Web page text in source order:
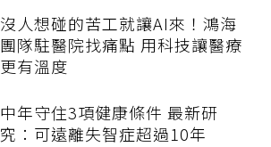
沒人想碰的苦工就讓AI來！鴻海
團隊駐醫院找痛點 用科技讓醫療
更有溫度
中年守住3項健康條件 最新研
究：可遠離失智症超過10年